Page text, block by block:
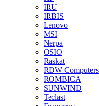
IRU
IRBIS
Lenovo
MSI
Nerpa
OSIO
Raskat
RDW Computers
ROMBICA
SUNWIND
Teclast